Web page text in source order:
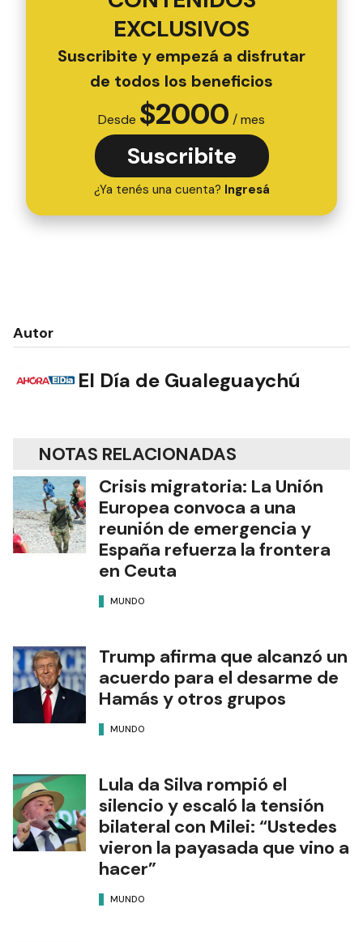
EXCLUSIVOS
Suscribite y empezá a disfrutar
de todos los beneficios
Desde $2000 / mes
Suscribite
¿Ya tenés una cuenta? Ingresá
Autor
El Día de Gualeguaychú
NOTAS RELACIONADAS
Crisis migratoria: La Unión
Europea convoca a una
reunión de emergencia y
España refuerza la frontera
en Ceuta
MUNDO
Trump afirma que alcanzó un
acuerdo para el desarme de
Hamás y otros grupos
MUNDO
Lula da Silva rompió el
silencio y escaló la tensión
bilateral con Milei: “Ustedes
vieron la payasada que vino a
hacer”
MUNDO